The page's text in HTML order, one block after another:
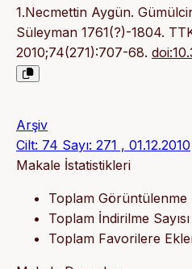
1.Necmettin Aygün.
Süleyman 1761(?)-1804.
2010;74(271):707-68.
Arşiv
Cilt: 74 Sayı: 271 , 01.12.2010
Makale İstatistikleri
Toplam Görüntülenme
Toplam İndirilme Sayısı
Toplam Favorilere